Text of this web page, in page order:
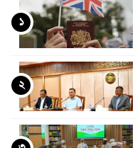
১
২